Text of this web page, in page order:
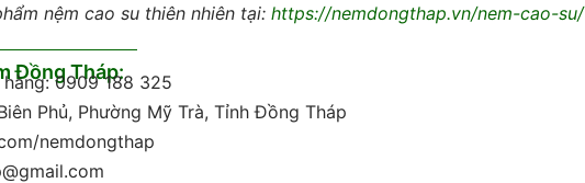
nệm cao su thiên nhiên tại: https://nemdongthap.vn/nem-cao-su/
Đồng Tháp:
0909 188 325
Phủ, Phường Mỹ Trà, Tỉnh Đồng Tháp
nemdongthap